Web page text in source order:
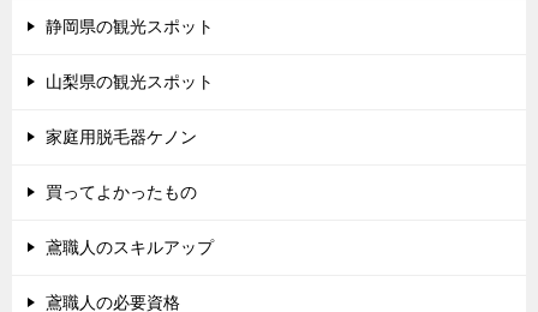
静岡県の観光スポット
山梨県の観光スポット
家庭用脱毛器ケノン
買ってよかったもの
鳶職人のスキルアップ
鳶職人の必要資格